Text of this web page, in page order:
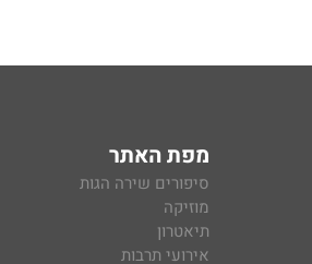
מפת האתר
סיפורים שירה הגות
מוזיקה
תיאטרון
אירועי תרבות